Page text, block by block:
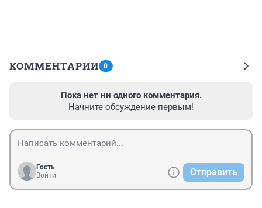
КОММЕНТАРИИ 0
Пока нет ни одного комментария.
Начните обсуждение первым!
Гость
Войти
Отправить